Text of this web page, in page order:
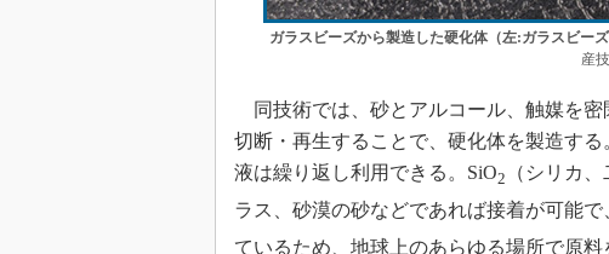
ガラスビーズから製造した硬化体（左:ガラスビー
産
同技術では、砂とアルコール、触媒を
切断・再生することで、硬化体を製造す
液は繰り返し利用できる。SiO2
（シリカ
ラス、砂漠の砂などであれば接着が可能で
ているため、地球上のあらゆる場所で原